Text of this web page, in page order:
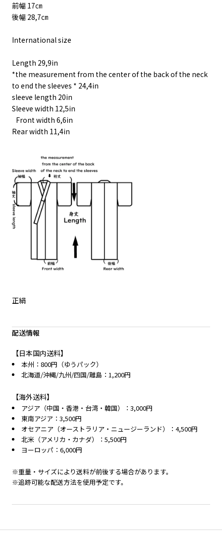
前幅 17㎝
後幅 28,7㎝
International size
Length 29,9in
*the measurement from the center of the back of the neck
to end the sleeves * 24,4in
sleeve length 20in
Sleeve width 12,5in
Front width 6,6in
Rear width 11,4in
正絹
配送情報
【日本国内送料】
本州：800円（ゆうパック）
北海道/沖縄/九州/四国/離島：1,200円
【海外送料】
アジア（中国・香港・台湾・韓国）：3,000円
東南アジア：3,500円
オセアニア（オーストラリア・ニュージーランド）：4,500円
北米（アメリカ・カナダ）：5,500円
ヨーロッパ：6,000円
※重量・サイズにより送料が前後する場合があります。
※追跡可能な配送方法を使用予定です。